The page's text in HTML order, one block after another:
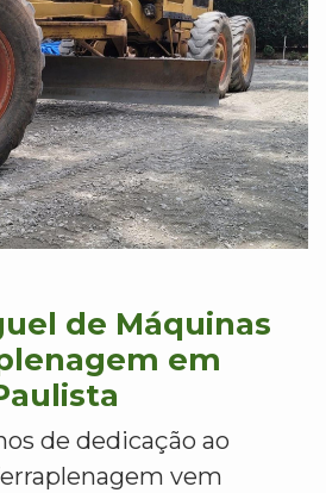
de Máquinas
em
de dedicação ao
vem